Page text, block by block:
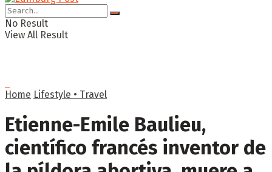
No Result
View All Result
Home Lifestyle • Travel
Etienne-Emile Baulieu,
científico francés inventor de